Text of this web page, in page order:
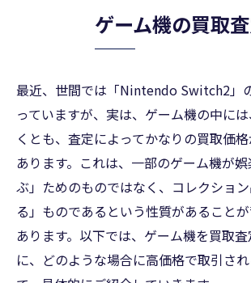
ゲーム機の買取
最近、世間では「Nintendo Switch2」
っていますが、実は、ゲーム機の中に
くとも、査定によってかなりの買取価
あります。これは、一部のゲーム機が
ぶ」ためのものではなく、コレクショ
る」ものであるという性質があること
あります。以下では、ゲーム機を買取
に、どのような場合に高価格で取引さ